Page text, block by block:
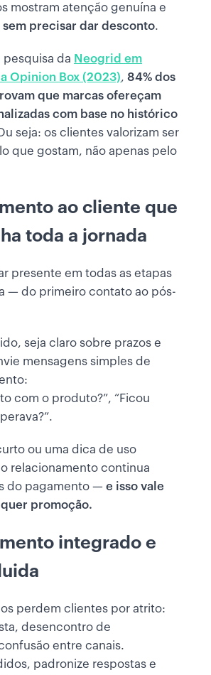
mostram atenção genuína e
sem precisar dar desconto.
da Neogrid em
Opinion Box (2023), 84% dos
que marcas ofereçam
com base no histórico
seja: os clientes valorizam ser
que gostam, não apenas pelo
ao cliente que
toda a jornada
presente em todas as etapas
— do primeiro contato ao pós-
seja claro sobre prazos e
mensagens simples de
com o produto?”, “Ficou
ou uma dica de uso
relacionamento continua
do pagamento — e isso vale
promoção.
integrado e
perdem clientes por atrito:
desencontro de
entre canais.
padronize respostas e